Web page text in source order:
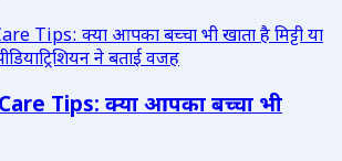
Tips: क्या आपका बच्चा भी